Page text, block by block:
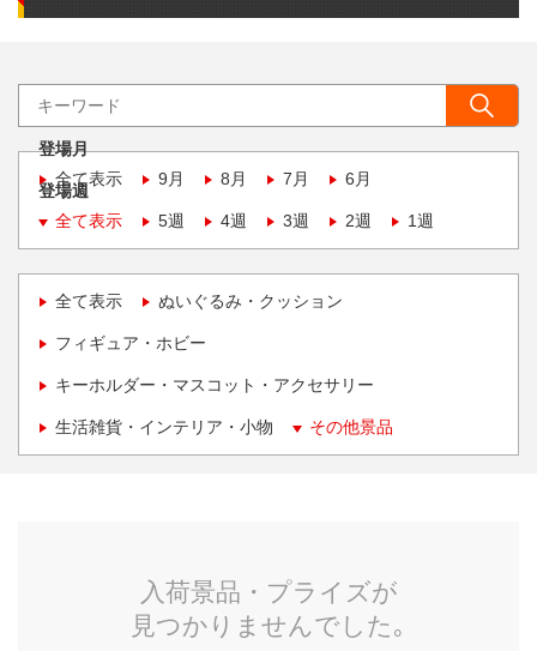
登場月
全て表示
9月 8月 7月 6月
登場週
全て表示
5週 4週 3週 2週 1週
全て表示 ぬいぐるみ・クッション
フィギュア・ホビー
キーホルダー・マスコット・アクセサリー
生活雑貨・インテリア・小物 その他景品